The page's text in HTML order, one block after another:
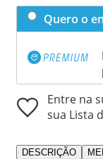
Quero o
Entre na
sua Lista
DESCRIÇÃO